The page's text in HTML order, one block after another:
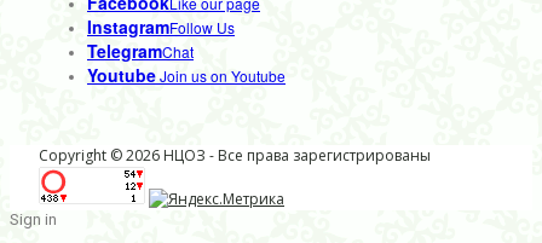
InstagramFollow Us
TelegramChat
YoutubeJoin us on Youtube
Copyright © 2026 НЦОЗ - Все права зарегистрированы
Sign in